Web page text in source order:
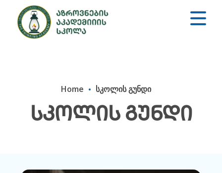
Home სკოლის გუნდი
სკოლის გუნდი